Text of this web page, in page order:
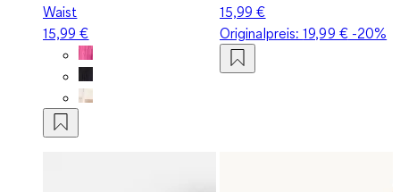
Waist
15,99 €
15,99 €
Originalpreis:19,99 €-20%